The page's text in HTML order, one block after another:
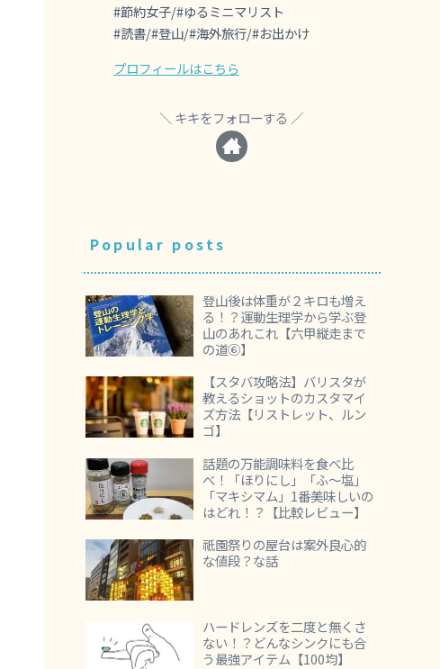
#節約女子/#ゆるミニマリスト
#読書/#登山/#海外旅行/#お出かけ
プロフィールはこちら
キキをフォローする
Popular posts
登山後は体重が２キロも増え
る！？運動生理学から学ぶ登
山のあれこれ【六甲縦走まで
の道⑥】
【スタバ攻略法】バリスタが
教えるショットのカスタマイ
ズ方法【リストレット、ルン
ゴ】
話題の万能調味料を食べ比
べ！「ほりにし」「ふ～塩」
「マキシマム」1番美味しいの
はどれ！？【比較レビュー】
祇園祭りの屋台は案外良心的
な値段？な話
ハードレンズを二度と無くさ
ない！？どんなシンクにも合
う最強アイテム【100均】